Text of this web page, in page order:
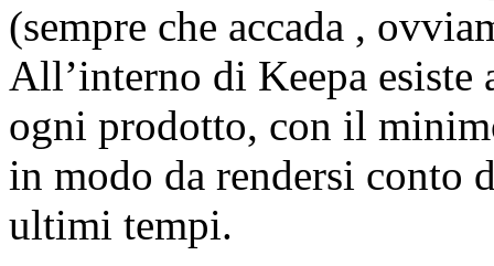
(sempre che accada ,
All’interno di Keepa esiste
ogni prodotto, con il
in modo da rendersi conto
ultimi tempi.